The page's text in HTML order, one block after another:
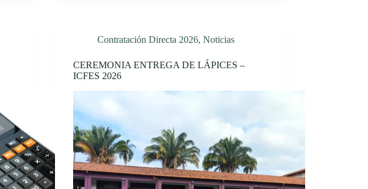
Contratación Directa 2026,Noticias
CEREMONIA ENTREGA DE LÁPICES –
ICFES 2026